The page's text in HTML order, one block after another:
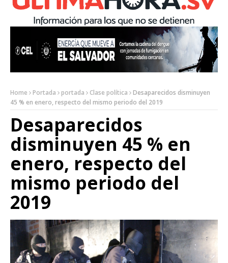
Home Portada portada Clase política
Desaparecidos disminuyen
45 % en enero, respecto del mismo periodo del 2019
Desaparecidos
disminuyen 45 % en
enero, respecto del
mismo periodo del
2019